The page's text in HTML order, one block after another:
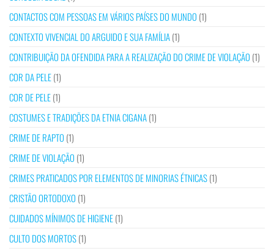
CONTACTOS COM PESSOAS EM VÁRIOS PAÍSES DO MUNDO (1)
CONTEXTO VIVENCIAL DO ARGUIDO E SUA FAMÍLIA(1)
CONTRIBUIÇÃO DA OFENDIDA PARA A REALIZAÇÃO DO CRIME DE VIOLAÇÃO (1)
COR DA PELE(1)
COR DE PELE(1)
COSTUMES E TRADIÇÕES DA ETNIA CIGANA(1)
CRIME DE RAPTO (1)
CRIME DE VIOLAÇÃO (1)
CRIMES PRATICADOS POR ELEMENTOS DE MINORIAS ÉTNICAS(1)
CRISTÃO ORTODOXO (1)
CUIDADOS MÍNIMOS DE HIGIENE(1)
CULTO DOS MORTOS(1)